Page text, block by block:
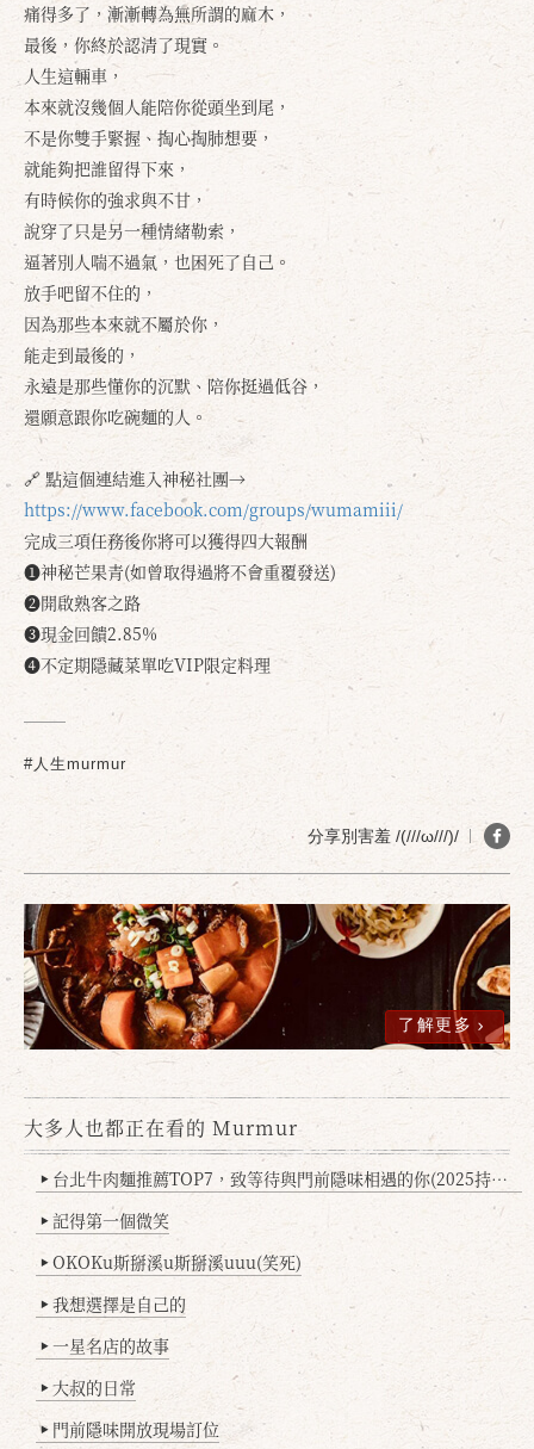
痛得多了，漸漸轉為無所謂的麻木，
最後，你終於認清了現實。
人生這輛車，
本來就沒幾個人能陪你從頭坐到尾，
不是你雙手緊握、掏心掏肺想要，
就能夠把誰留得下來，
有時候你的強求與不甘，
說穿了只是另一種情緒勒索，
逼著別人喘不過氣，也困死了自己。
放手吧留不住的，
因為那些本來就不屬於你，
能走到最後的，
永遠是那些懂你的沉默、陪你挺過低谷，
還願意跟你吃碗麵的人。
🔗 點這個連結進入神秘社團→
https://www.facebook.com/groups/wumamiii/
完成三項任務後你將可以獲得四大報酬
❶神秘芒果青(如曾取得過將不會重覆發送)
❷開啟熟客之路
❸現金回饋2.85%
❹不定期隱藏菜單吃VIP限定料理
#人生murmur
分享別害羞 /(///ω///)/
了解更多
大多人也都正在看的 Murmur
▶ 台北牛肉麵推薦TOP7，致等待與門前隱味相遇的你(2025持續更新
▶ 記得第一個微笑
▶ OKOKu斯掰溪u斯掰溪uuu(笑死)
▶ 我想選擇是自己的
▶ 一星名店的故事
▶ 大叔的日常
▶ 門前隱味開放現場訂位
確定 取消